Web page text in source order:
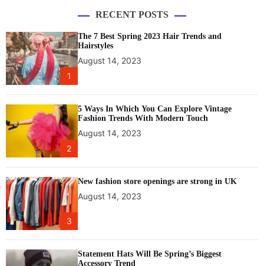
RECENT POSTS
1
The 7 Best Spring 2023 Hair Trends and
Hairstyles
August 14, 2023
2
5 Ways In Which You Can Explore Vintage
Fashion Trends With Modern Touch
August 14, 2023
3
New fashion store openings are strong in UK
August 14, 2023
Statement Hats Will Be Spring’s Biggest
Accessory Trend